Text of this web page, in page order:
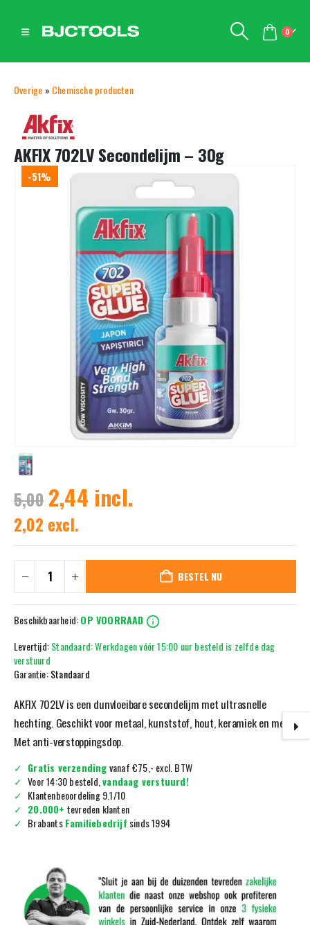
0
Overige » Chemische producten
AKFIX 702LV Secondelijm – 30g
-51%
5,00 2,44 incl.
2,02 excl.
BESTEL NU
Beschikbaarheid:OP VOORRAAD
Levertijd:Standaard: Werkdagen vóór 15:00 uur besteld is zelfde dag
verstuurd
Garantie:Standaard
AKFIX 702LV is een dunvloeibare secondelijm met ultrasnelle
hechting. Geschikt voor metaal, kunststof, hout, keramiek en meer.
Met anti-verstoppingsdop.
Gratis verzendingvanaf €75,- excl. BTW
Voor 14:30 besteld,vandaag verstuurd!
Klantenbeoordeling 9.1/10
20.000+ tevreden klanten
BrabantsFamiliebedrijf sinds 1994